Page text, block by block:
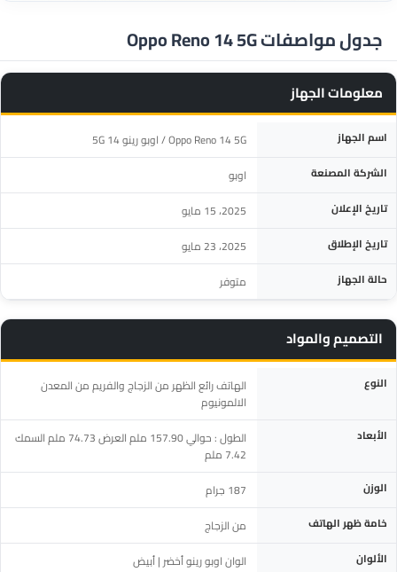
جدول مواصفات Oppo Reno 14 5G
معلومات الجهاز
المواصفةالتفاصيلاسم الجهاز Oppo Reno 14 5G / اوبو رينو 14 5G
الشركة المصنعة اوبو
تاريخ الإعلان 2025، 15 مايو
تاريخ الإطلاق 2025، 23 مايو
حالة الجهاز متوفر
التصميم والمواد
المواصفة
النوع
الهاتف رائع الظهر من الزجاج والفريم من المعدن
الالمونيوم
الأبعاد
الطول : حوالي 157.90 ملم العرض 74.73 ملم السمك
7.42 ملم
الوزن 187 جرام
خامة ظهر الهاتف من الزجاج
الألوان الوان اوبو رينو أخضر | أبيض